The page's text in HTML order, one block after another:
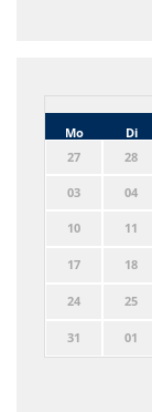
Mo
Di
27
28
03 04
10 11
17 18
24 25
31 01